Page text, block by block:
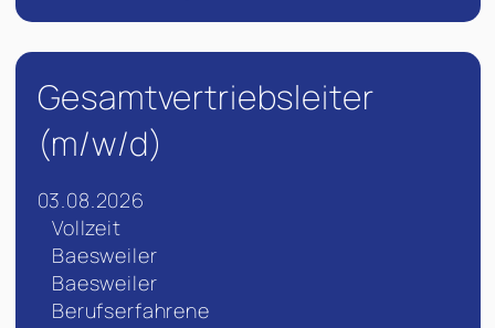
Gesamtvertriebsleiter
(m/w/d)
03.08.2026
Vollzeit
Baesweiler
Baesweiler
Berufserfahrene